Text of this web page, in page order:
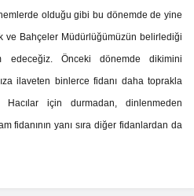
olduğu gibi bu dönemde de yine
ve Bahçeler Müdürlüğümüzün belirlediği
edeceğiz. Önceki dönemde dikimini
ilaveten binlerce fidanı daha toprakla
için durmadan, dinlenmeden
fidanının yanı sıra diğer fidanlardan da